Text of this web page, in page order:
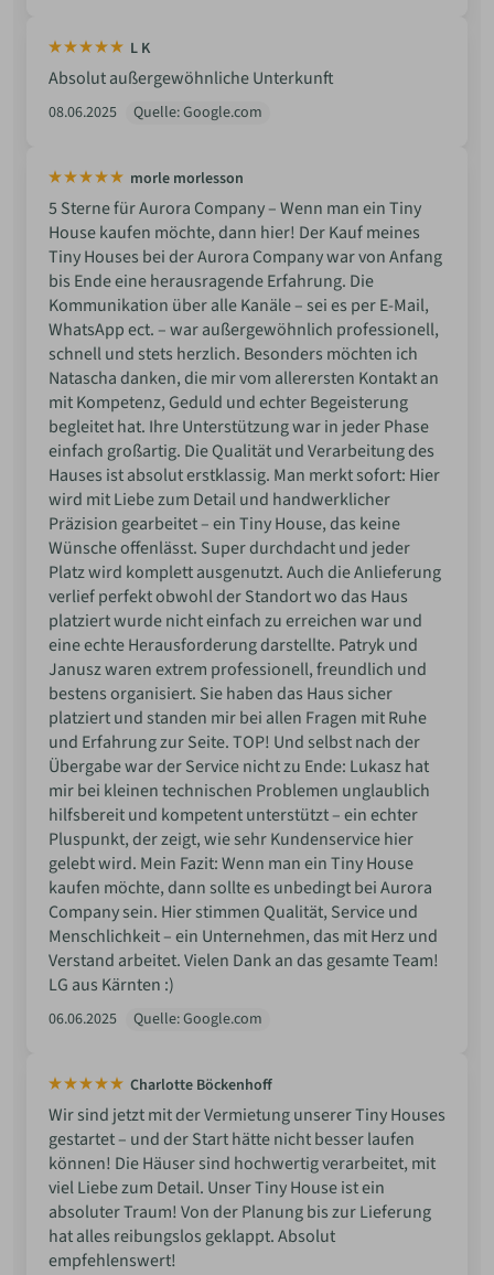
L K
Absolut außergewöhnliche Unterkunft
08.06.2025 Quelle: Google.com
morle morlesson
5 Sterne für Aurora Company – Wenn man ein Tiny
House kaufen möchte, dann hier! Der Kauf meines
Tiny Houses bei der Aurora Company war von Anfang
bis Ende eine herausragende Erfahrung. Die
Kommunikation über alle Kanäle – sei es per E-Mail,
WhatsApp ect. – war außergewöhnlich professionell,
schnell und stets herzlich. Besonders möchten ich
Natascha danken, die mir vom allerersten Kontakt an
mit Kompetenz, Geduld und echter Begeisterung
begleitet hat. Ihre Unterstützung war in jeder Phase
einfach großartig. Die Qualität und Verarbeitung des
Hauses ist absolut erstklassig. Man merkt sofort: Hier
wird mit Liebe zum Detail und handwerklicher
Präzision gearbeitet – ein Tiny House, das keine
Wünsche offenlässt. Super durchdacht und jeder
Platz wird komplett ausgenutzt. Auch die Anlieferung
verlief perfekt obwohl der Standort wo das Haus
platziert wurde nicht einfach zu erreichen war und
eine echte Herausforderung darstellte. Patryk und
Janusz waren extrem professionell, freundlich und
bestens organisiert. Sie haben das Haus sicher
platziert und standen mir bei allen Fragen mit Ruhe
und Erfahrung zur Seite. TOP! Und selbst nach der
Übergabe war der Service nicht zu Ende: Lukasz hat
mir bei kleinen technischen Problemen unglaublich
hilfsbereit und kompetent unterstützt – ein echter
Pluspunkt, der zeigt, wie sehr Kundenservice hier
gelebt wird. Mein Fazit: Wenn man ein Tiny House
kaufen möchte, dann sollte es unbedingt bei Aurora
Company sein. Hier stimmen Qualität, Service und
Menschlichkeit – ein Unternehmen, das mit Herz und
Verstand arbeitet. Vielen Dank an das gesamte Team!
LG aus Kärnten :)
06.06.2025 Quelle: Google.com
Charlotte Böckenhoff
Wir sind jetzt mit der Vermietung unserer Tiny Houses
gestartet – und der Start hätte nicht besser laufen
können! Die Häuser sind hochwertig verarbeitet, mit
viel Liebe zum Detail. Unser Tiny House ist ein
absoluter Traum! Von der Planung bis zur Lieferung
hat alles reibungslos geklappt. Absolut
empfehlenswert!